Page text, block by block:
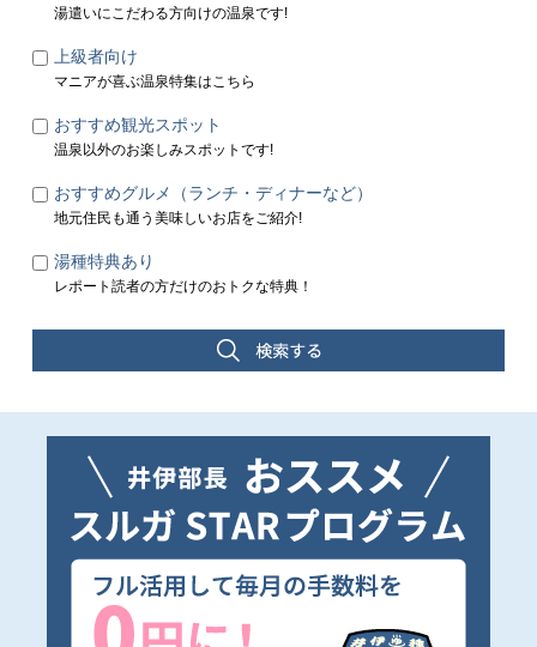
湯遣いにこだわる方向けの温泉です!
上級者向け
マニアが喜ぶ温泉特集はこちら
おすすめ観光スポット
温泉以外のお楽しみスポットです!
おすすめグルメ（ランチ・ディナーなど）
地元住民も通う美味しいお店をご紹介!
湯種特典あり
レポート読者の方だけのおトクな特典！